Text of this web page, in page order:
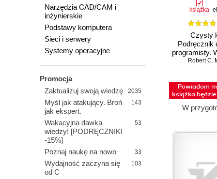
Narzędzia CAD/CAM i
inżynierskie
Podstawy komputera
Sieci i serwery
Systemy operacyjne
Promocja
Zaktualizuj swoją wiedzę
2035
Myśl jak atakujący. Broń
jak ekspert.
143
Wakacyjna dawka
wiedzy! [PODRĘCZNIKI
-15%]
53
Poznaj naukę na nowo 33
Wydajność zaczyna się
od C
103
książka
Czysty
Podręcznik
programisty.
Robert C.
Powiadom
książka
W